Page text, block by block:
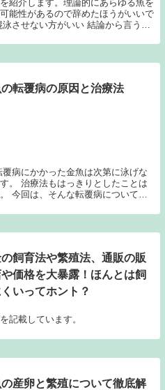
紹介します。理論的にあらゆる魚を
能性があるので辞めたほうがいいで
させない方がいい 結論から言うと
転覆病の原因と治療法
病にかかった金魚は次第に泳げな
。 治療法もはっきりとしたことは
今回は、そんな転覆病について説
飼育法や繁殖法、通販の販
価格を大暴露！ほんとは飼
いってホント？
記載しています。
産卵と繁殖について徹底解